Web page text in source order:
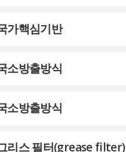
가핵심기반
소방출방식
소방출방식
리스 필터(grease filter)